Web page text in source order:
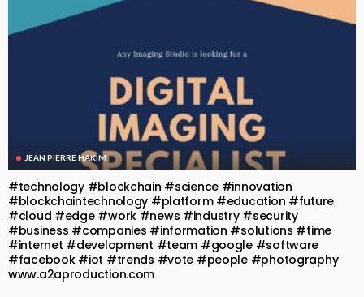
JEAN PIERRE HAKIM
#technology #blockchain #science #innovation
#blockchaintechnology #platform #education #future
#cloud #edge #work #news #industry #security
#business #companies #information #solutions #time
#internet #development #team #google #software
#facebook #iot #trends #vote #people #photography
www.a2aproduction.com